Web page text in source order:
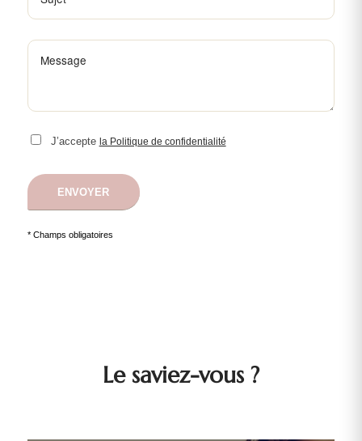
J’accepte la Politique de confidentialité
* Champs obligatoires
Le saviez-vous ?